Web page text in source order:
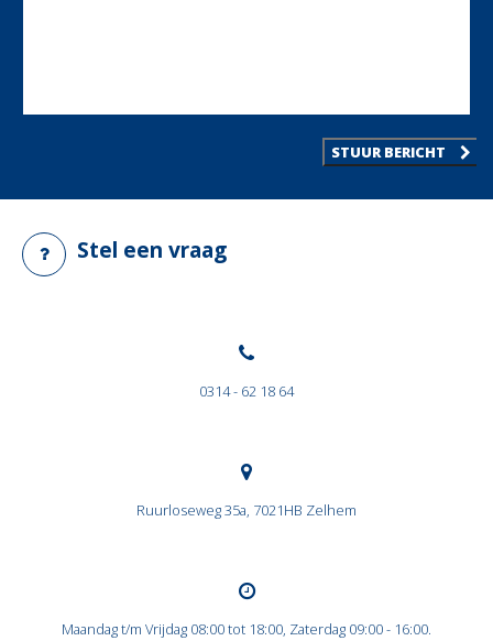
STUUR BERICHT
Stel een vraag
0314 - 62 18 64
Ruurloseweg 35a, 7021HB Zelhem
Maandag t/m Vrijdag 08:00 tot 18:00, Zaterdag 09:00 - 16:00.